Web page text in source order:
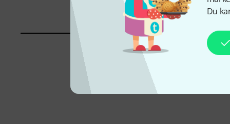
Du